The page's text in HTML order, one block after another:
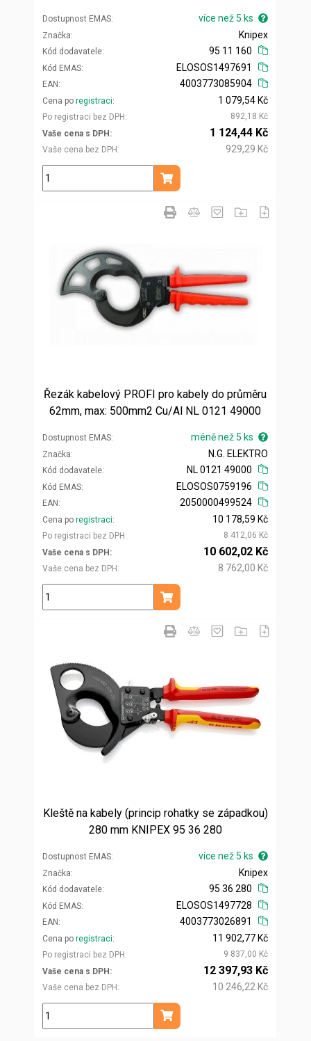
Dostupnost EMAS více než 5 ks
Značka
Kód dodavatele
Knipex
95 11 160
Kód EMAS
EAN
ELOSOS1497691
4003773085904
Cena po registraci
Po registraci bez DPH
1 079,54 Kč
892,18 Kč
Vaše cena s DPH
Vaše cena bez DPH
1 124,44 Kč
929,29 Kč
ks
Přidat do košíku
Řezák kabelový PROFI pro kabely do průměru
62mm, max: 500mm2 Cu/Al NL 0121 49000
Dostupnost EMAS méně než 5 ks
Značka
Kód dodavatele
N.G. ELEKTRO
NL 0121 49000
Kód EMAS
EAN
ELOSOS0759196
2050000499524
Cena po registraci
Po registraci bez DPH
10 178,59 Kč
8 412,06 Kč
Vaše cena s DPH
Vaše cena bez DPH
10 602,02 Kč
8 762,00 Kč
ks
Přidat do košíku
Kleště na kabely (princip rohatky se západkou)
280 mm KNIPEX 95 36 280
Dostupnost EMAS více než 5 ks
Značka
Kód dodavatele
Knipex
95 36 280
Kód EMAS
EAN
ELOSOS1497728
4003773026891
Cena po registraci
Po registraci bez DPH
11 902,77 Kč
9 837,00 Kč
Vaše cena s DPH
Vaše cena bez DPH
12 397,93 Kč
10 246,22 Kč
ks
Přidat do košíku